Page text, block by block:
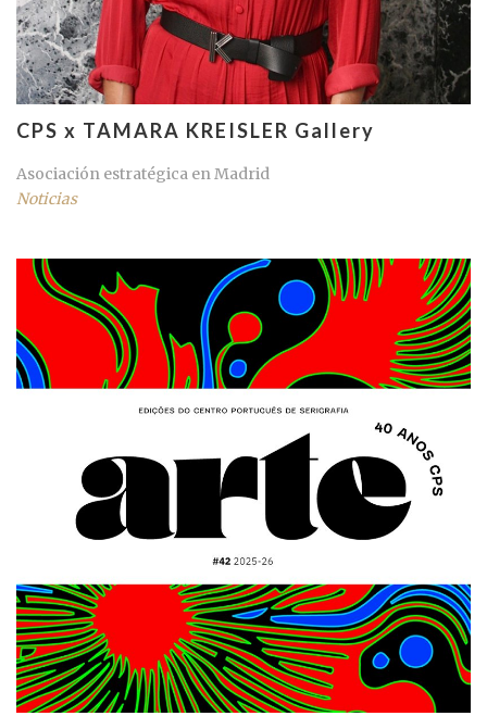
CPS x TAMARA KREISLER Gallery
Asociación estratégica en Madrid
Noticias